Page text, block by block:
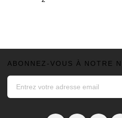
ABONNEZ-VOUS À NOTRE